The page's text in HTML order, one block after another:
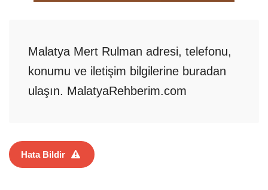
Malatya Mert Rulman adresi, telefonu,
konumu ve iletişim bilgilerine buradan
ulaşın. MalatyaRehberim.com
Hata Bildir